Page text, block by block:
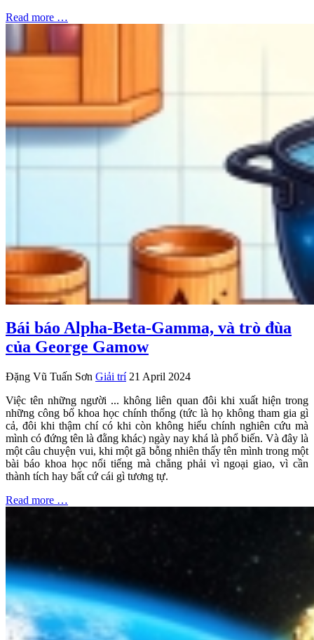
Read more …
Bái báo Alpha-Beta-Gamma, và trò đùa
của George Gamow
Đặng Vũ Tuấn Sơn Giải trí 21 April 2024
Việc tên những người ... không liên quan đôi khi xuất hiện trong
những công bố khoa học chính thống (tức là họ không tham gia gì
cả, đôi khi thậm chí có khi còn không hiểu chính nghiên cứu mà
mình có đứng tên là đằng khác) ngày nay khá là phổ biến. Và đây là
một câu chuyện vui, khi một gã bỗng nhiên thấy tên mình trong một
bài báo khoa học nổi tiếng mà chẳng phải vì ngoại giao, vì cần
thành tích hay bất cứ cái gì tương tự.
Read more …